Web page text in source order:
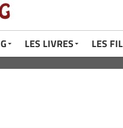
LES LIVRES LES